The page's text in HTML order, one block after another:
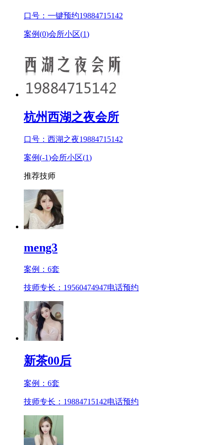
口号：一键预约19884715142
案例(0)会所小区(1)
杭州西湖之夜会所
口号：西湖之夜19884715142
案例(-1)会所小区(1)
推荐技师
meng3
案例： 6套
技师专长：19560474947电话预约
新茶00后
案例： 6套
技师专长：19884715142电话预约